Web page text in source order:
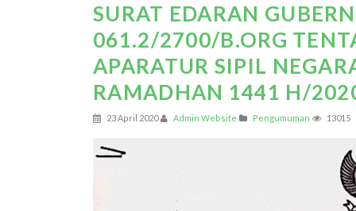
SURAT EDARAN
061.2/2700/B.ORG
APARATUR SIPIL
RAMADHAN 1441 H/
23 April 2020 Admin Website Pengumuman 13015